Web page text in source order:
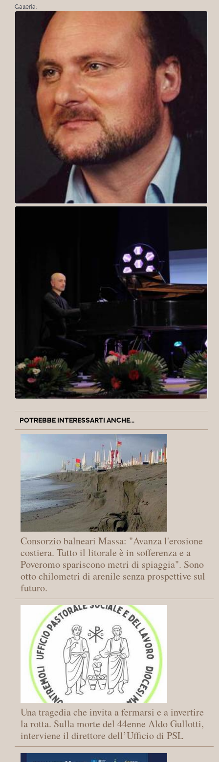
Galleria:
POTREBBE INTERESSARTI ANCHE...
Consorzio balneari Massa: "Avanza l'erosione
costiera. Tutto il litorale è in sofferenza e a
Poveromo spariscono metri di spiaggia". Sono
otto chilometri di arenile senza prospettive sul
futuro.
Una tragedia che invita a fermarsi e a invertire
la rotta. Sulla morte del 44enne Aldo Gullotti,
interviene il direttore dell’Ufficio di PSL